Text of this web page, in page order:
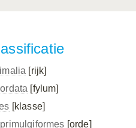
[rijk]
[fylum]
[klasse]
[orde]